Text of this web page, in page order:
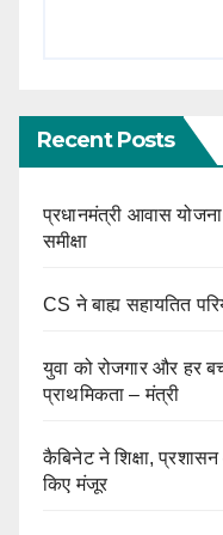
Recent Posts
प्रधानमंत्री आवास
समीक्षा
CS ने बाह्य सहायतित
युवा को रोजगार और हर
प्राथमिकता – मंत्री
कैबिनेट ने शिक्षा,
किए मंजूर